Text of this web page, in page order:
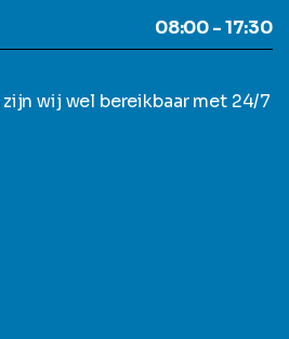
08:00 - 17:30
wij wel bereikbaar met 24/7